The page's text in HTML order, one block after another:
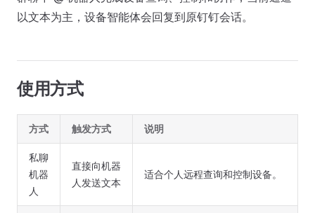
以文本为主，设备智能体会回复到原钉钉会话。
使用方式
方式 触发方式 说明
私聊
机器
人
直接向机器
人发送文本
适合个人远程查询和控制设备。